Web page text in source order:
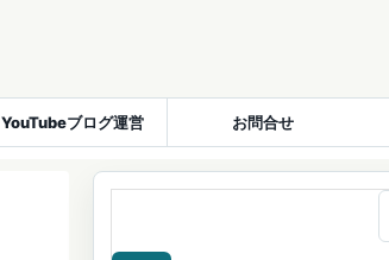
YouTubeブログ運営 お問合せ